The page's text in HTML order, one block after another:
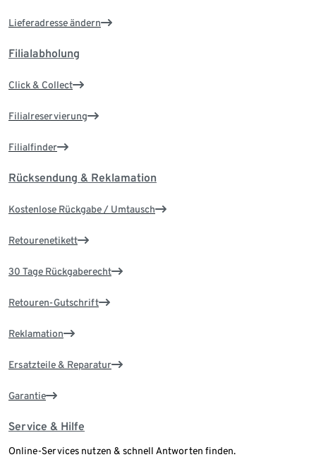
Lieferadresse ändern
Filialabholung
Click & Collect
Filialreservierung
Filialfinder
Rücksendung & Reklamation
Kostenlose Rückgabe / Umtausch
Retourenetikett
30 Tage Rückgaberecht
Retouren-Gutschrift
Reklamation
Ersatzteile & Reparatur
Garantie
Service & Hilfe
Online-Services nutzen & schnell Antworten finden.